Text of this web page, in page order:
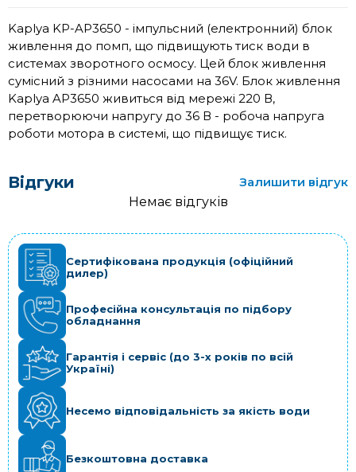
Kaplya KP-AP3650 - імпульсний (електронний) блок
живлення до помп, що підвищують тиск води в
системах зворотного осмосу. Цей блок живлення
сумісний з різними насосами на 36V. Блок живлення
Kaplya AP3650 живиться від мережі 220 В,
перетворюючи напругу до 36 В - робоча напруга
роботи мотора в системі, що підвищує тиск.
Відгуки
Залишити відгук
Немає відгуків
Сертифікована продукція (офіційний
дилер)
Професійна консультація по підбору
обладнання
Гарантія і сервіс (до 3-х років по всій
Україні)
Несемо відповідальність за якість води
Безкоштовна доставка